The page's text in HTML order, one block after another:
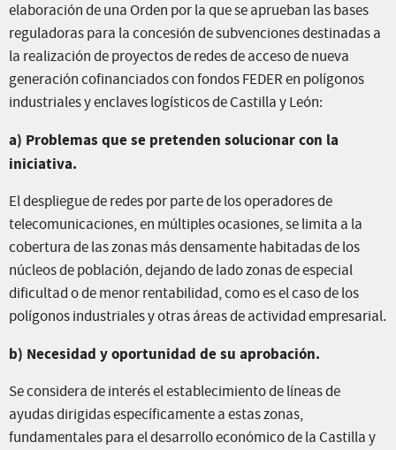
elaboración de una Orden por la que se aprueban las bases
reguladoras para la concesión de subvenciones destinadas a
la realización de proyectos de redes de acceso de nueva
generación cofinanciados con fondos FEDER en polígonos
industriales y enclaves logísticos de Castilla y León:
a) Problemas que se pretenden solucionar con la
iniciativa.
El despliegue de redes por parte de los operadores de
telecomunicaciones, en múltiples ocasiones, se limita a la
cobertura de las zonas más densamente habitadas de los
núcleos de población, dejando de lado zonas de especial
dificultad o de menor rentabilidad, como es el caso de los
polígonos industriales y otras áreas de actividad empresarial.
b) Necesidad y oportunidad de su aprobación.
Se considera de interés el establecimiento de líneas de
ayudas dirigidas específicamente a estas zonas,
fundamentales para el desarrollo económico de la Castilla y